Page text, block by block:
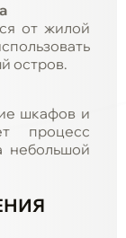
от жилой
остров.
шкафов и
процесс
небольшой